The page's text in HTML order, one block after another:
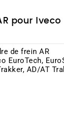
pour Iveco
de frein AR
EuroTech,
AD/AT
x 2